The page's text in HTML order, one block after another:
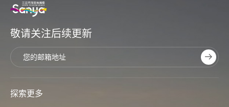
敬请关注后续更新
探索更多